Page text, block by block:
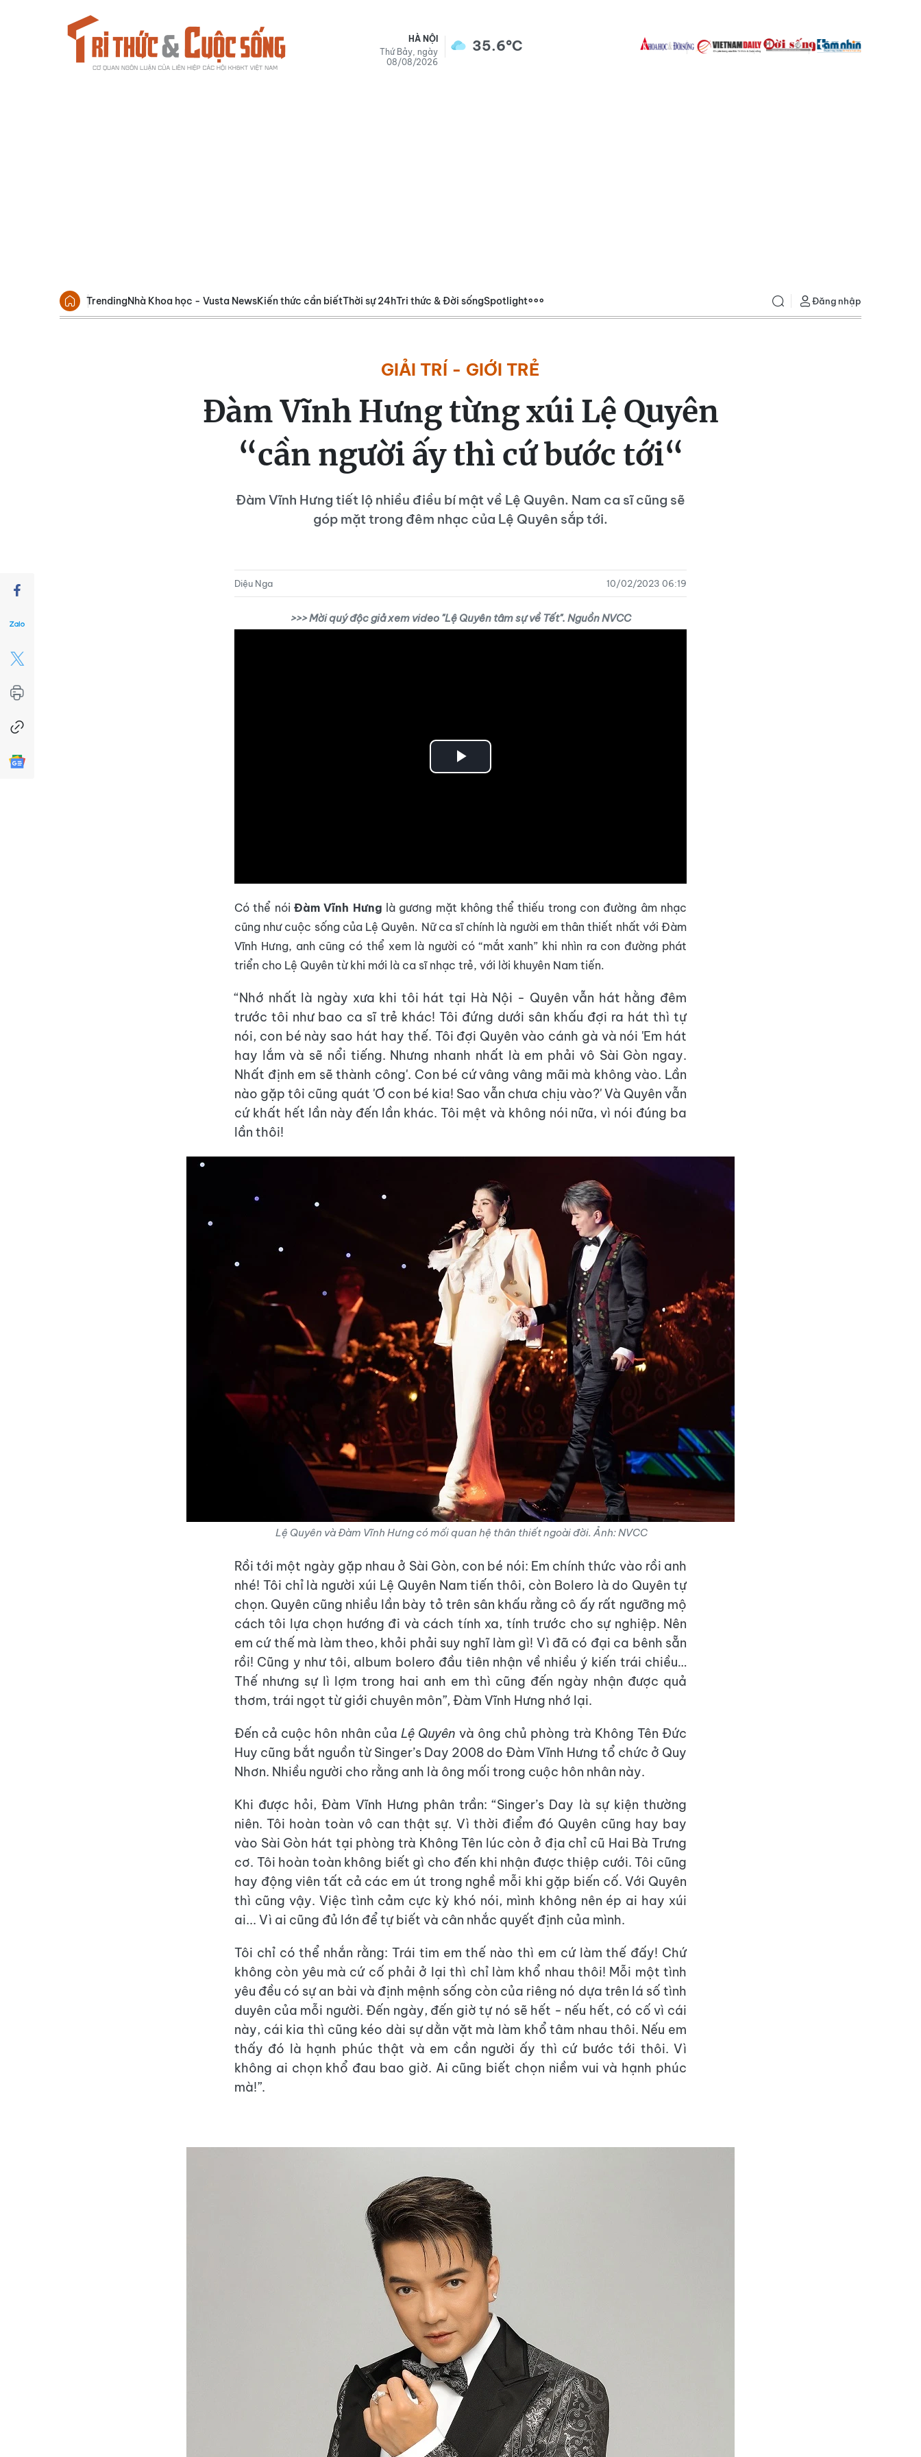
HÀ NỘI
Thứ Bảy, ngày
08/08/2026
35.6°C
TrendingNhà Khoa học - Vusta NewsKiến thức cần biếtThời sự 24hTri thức & Đời sốngSpotlight Đăng nhập
GIẢI TRÍ - GIỚI TRẺ
Đàm Vĩnh Hưng từng xúi Lệ Quyên
“cần người ấy thì cứ bước tới“
Đàm Vĩnh Hưng tiết lộ nhiều điều bí mật về Lệ Quyên. Nam ca sĩ cũng sẽ
góp mặt trong đêm nhạc của Lệ Quyên sắp tới.
Diệu Nga 10/02/2023 06:19
>>> Mời quý độc giả xem video "Lệ Quyên tâm sự về Tết". Nguồn NVCC
Play
Có thể nói Đàm Vĩnh Hưng là gương mặt không thể thiếu trong con đường âm nhạc
cũng như cuộc sống của Lệ Quyên. Nữ ca sĩ chính là người em thân thiết nhất với Đàm
Vĩnh Hưng, anh cũng có thể xem là người có “mắt xanh” khi nhìn ra con đường phát
triển cho Lệ Quyên từ khi mới là ca sĩ nhạc trẻ, với lời khuyên Nam tiến.
“Nhớ nhất là ngày xưa khi tôi hát tại Hà Nội - Quyên vẫn hát hằng đêm
trước tôi như bao ca sĩ trẻ khác! Tôi đứng dưới sân khấu đợi ra hát thì tự
nói, con bé này sao hát hay thế. Tôi đợi Quyên vào cánh gà và nói 'Em hát
hay lắm và sẽ nổi tiếng. Nhưng nhanh nhất là em phải vô Sài Gòn ngay.
Nhất định em sẽ thành công'. Con bé cứ vâng vâng mãi mà không vào. Lần
nào gặp tôi cũng quát 'Ơ con bé kia! Sao vẫn chưa chịu vào?' Và Quyên vẫn
cứ khất hết lần này đến lần khác. Tôi mệt và không nói nữa, vì nói đúng ba
lần thôi!
Lệ Quyên và Đàm Vĩnh Hưng có mối quan hệ thân thiết ngoài đời. Ảnh: NVCC
Rồi tới một ngày gặp nhau ở Sài Gòn, con bé nói: Em chính thức vào rồi anh
nhé! Tôi chỉ là người xúi Lệ Quyên Nam tiến thôi, còn Bolero là do Quyên tự
chọn. Quyên cũng nhiều lần bày tỏ trên sân khấu rằng cô ấy rất ngưỡng mộ
cách tôi lựa chọn hướng đi và cách tính xa, tính trước cho sự nghiệp. Nên
em cứ thế mà làm theo, khỏi phải suy nghĩ làm gì! Vì đã có đại ca bênh sẵn
rồi! Cũng y như tôi, album bolero đầu tiên nhận về nhiều ý kiến trái chiều…
Thế nhưng sự lì lợm trong hai anh em thì cũng đến ngày nhận được quả
thơm, trái ngọt từ giới chuyên môn”, Đàm Vĩnh Hưng nhớ lại.
Đến cả cuộc hôn nhân của Lệ Quyên và ông chủ phòng trà Không Tên Đức
Huy cũng bắt nguồn từ Singer’s Day 2008 do Đàm Vĩnh Hưng tổ chức ở Quy
Nhơn. Nhiều người cho rằng anh là ông mối trong cuộc hôn nhân này.
Khi được hỏi, Đàm Vĩnh Hưng phân trần: “Singer’s Day là sự kiện thường
niên. Tôi hoàn toàn vô can thật sự. Vì thời điểm đó Quyên cũng hay bay
vào Sài Gòn hát tại phòng trà Không Tên lúc còn ở địa chỉ cũ Hai Bà Trưng
cơ. Tôi hoàn toàn không biết gì cho đến khi nhận được thiệp cưới. Tôi cũng
hay động viên tất cả các em út trong nghề mỗi khi gặp biến cố. Với Quyên
thì cũng vậy. Việc tình cảm cực kỳ khó nói, mình không nên ép ai hay xúi
ai... Vì ai cũng đủ lớn để tự biết và cân nhắc quyết định của mình.
Tôi chỉ có thể nhắn rằng: Trái tim em thế nào thì em cứ làm thế đấy! Chứ
không còn yêu mà cứ cố phải ở lại thì chỉ làm khổ nhau thôi! Mỗi một tình
yêu đều có sự an bài và định mệnh sống còn của riêng nó dựa trên lá số tình
duyên của mỗi người. Đến ngày, đến giờ tự nó sẽ hết - nếu hết, có cố vì cái
này, cái kia thì cũng kéo dài sự dằn vặt mà làm khổ tâm nhau thôi. Nếu em
thấy đó là hạnh phúc thật và em cần người ấy thì cứ bước tới thôi. Vì
không ai chọn khổ đau bao giờ. Ai cũng biết chọn niềm vui và hạnh phúc
mà!”.